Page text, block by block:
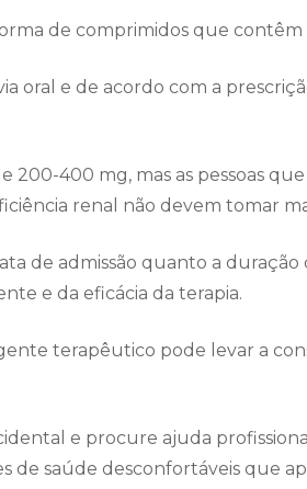
de comprimidos que contêm
oral e de acordo com a
200-400 mg, mas as pessoas
renal não devem tomar
de admissão quanto a
e da eficácia da terapia.
terapêutico pode levar a
e procure ajuda
de saúde desconfortáveis ​​que